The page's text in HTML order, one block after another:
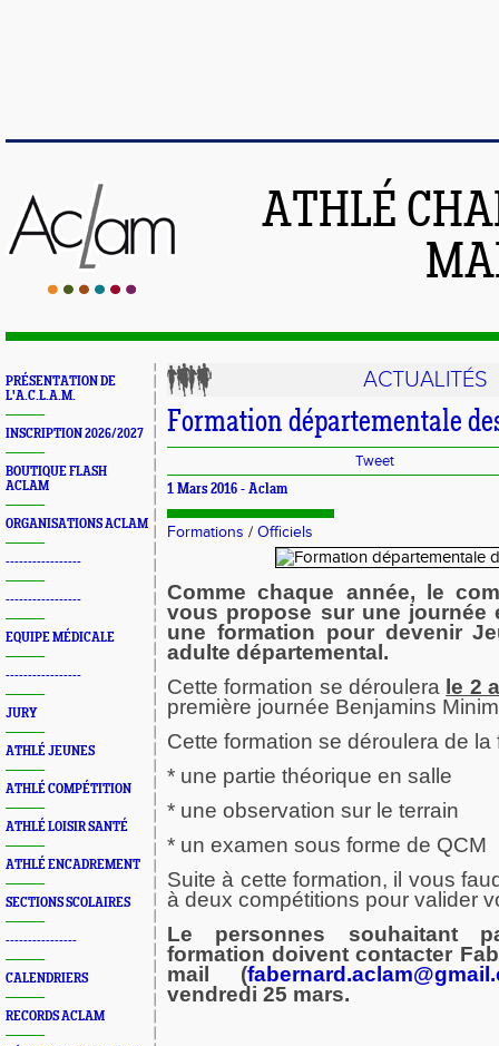
ATHLÉ
PRÉSENTATION DE
L'A.C.L.A.M.
INSCRIPTION 2026/2027
BOUTIQUE FLASH
ACLAM
ORGANISATIONS ACLAM
-----------------
-----------------
EQUIPE MÉDICALE
-----------------
JURY
ATHLÉ JEUNES
ATHLÉ COMPÉTITION
ATHLÉ LOISIR SANTÉ
ATHLÉ ENCADREMENT
SECTIONS SCOLAIRES
----------------
CALENDRIERS
RECORDS ACLAM
ACTUALITÉS
Formation départementale
Tweet
1 Mars 2016 - Aclam
Formations / Officiels
Comme chaque année, le
vous propose sur une journée
une formation pour devenir
adulte départemental.
Cette formation se déroulera le 2
première journée Benjamins
Cette formation se déroulera de
* une partie théorique en salle
* une observation sur le terrain
* un examen sous forme de QCM
Suite à cette formation, il vous
à deux compétitions pour valider
Le personnes souhaitant
formation doivent contacter
mail (
vendredi 25 mars.